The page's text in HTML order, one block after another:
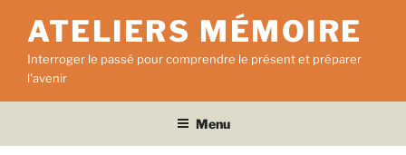
contenu
principal
ATELIERS MÉMOIRE
Interroger le passé pour comprendre le présent et préparer
l'avenir
Menu